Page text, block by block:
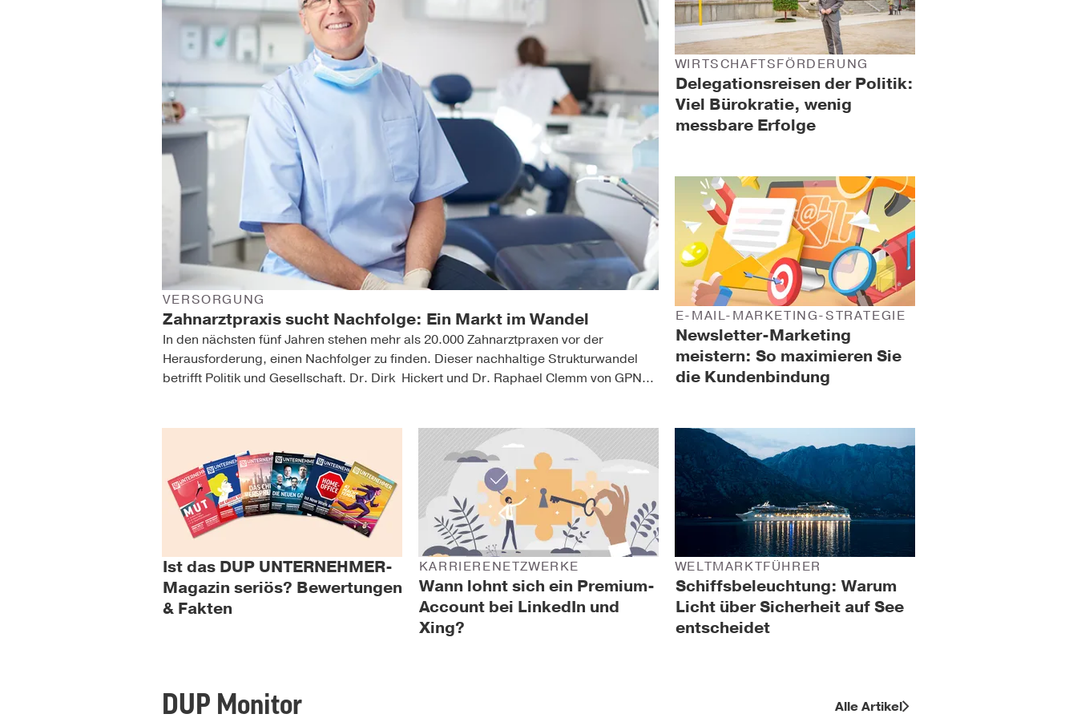
Zahnarztpraxis sucht Nachfolge: Ein Markt im Wandel
In den nächsten fünf Jahren stehen mehr als 20.000 Zahnarztpraxen vor der
Herausforderung, einen Nachfolger zu finden. Dieser nachhaltige Strukturwandel
betrifft Politik und Gesellschaft. Dr. Dirk  Hickert und Dr. Raphael Clemm von GPNZ
VERSORGUNG
Ist das DUP UNTERNEHMER-
Magazin seriös? Bewertungen
& Fakten
Wann lohnt sich ein Premium-
Account bei LinkedIn und
Xing?
KARRIERENETZWERKE
Delegationsreisen der Politik:
Viel Bürokratie, wenig
messbare Erfolge
WIRTSCHAFTSFÖRDERUNG
Newsletter-Marketing
meistern: So maximieren Sie
die Kundenbindung
E-MAIL-MARKETING-STRATEGIE
Schiffsbeleuchtung: Warum
Licht über Sicherheit auf See
entscheidet
WELTMARKTFÜHRER
DUP Monitor Alle Artikel